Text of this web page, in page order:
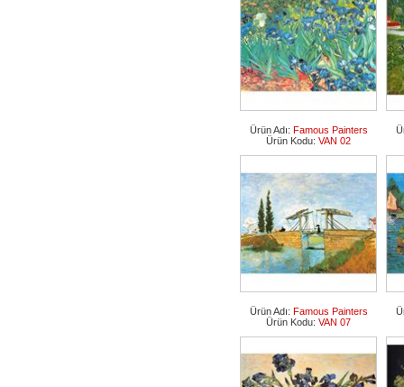
Ürün Adı: Famous Painters
Ürün Kodu: VAN 02
Ürün Adı: Famous Painters
Ürün Kodu: VAN 07